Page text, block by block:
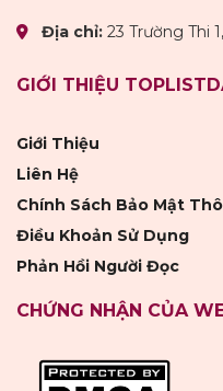
Địa chỉ: 23 Trường Thi
GIỚI THIỆU
Giới Thiệu
Liên Hệ
Chính Sách Bảo Mật
Điều Khoản Sử Dụng
Phản Hồi Người Đọc
CHỨNG NHẬN CỦA